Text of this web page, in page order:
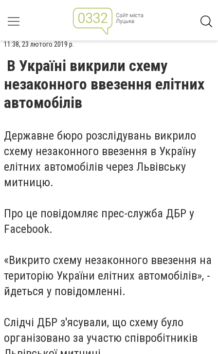
11:38, 23 лютого 2019 р.
В Україні викрили схему
незаконного ввезення елітних
автомобілів
Державне бюро розслідувань викрило
схему незаконного ввезення в Україну
елітних автомобілів через Львівську
митницю.
Про це повідомляє прес-служба ДБР у
Facebook.
«Викрито схему незаконного ввезення на
територію України елітних автомобілів», -
йдеться у повідомленні.
Слідчі ДБР з'ясували, що схему було
організовано за участю співробітників